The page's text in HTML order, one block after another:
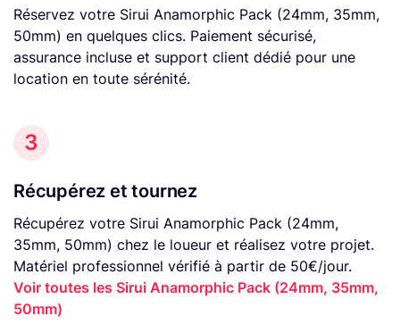
Réservez votre Sirui Anamorphic Pack (24mm, 35mm,
50mm) en quelques clics. Paiement sécurisé,
assurance incluse et support client dédié pour une
location en toute sérénité.
3
Récupérez et tournez
Récupérez votre Sirui Anamorphic Pack (24mm,
35mm, 50mm) chez le loueur et réalisez votre projet.
Matériel professionnel vérifié à partir de 50€/jour.
Voir toutes les Sirui Anamorphic Pack (24mm, 35mm,
50mm)